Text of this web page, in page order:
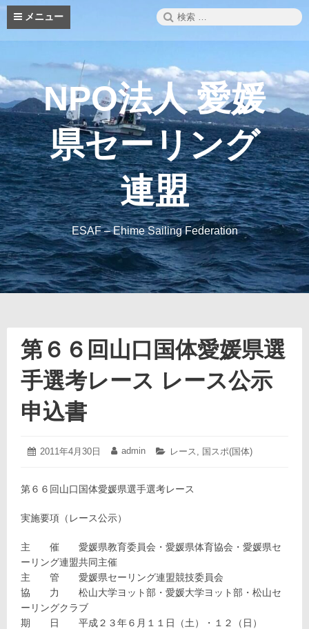
コ
へ
ス
キ
ッ
プ
メニュー
検
索:
NPO法人 愛媛
県セーリング
連盟
ESAF – Ehime Sailing Federation
第６６回山口国体愛媛県選
手選考レース レース公示
申込書
投
2011年4月30日
2011
月
30
投
admin
カ
リ
レース , 国スポ(国体)
第６６回山口国体愛媛県選手選考レース
実施要項（レース公示）
主 催 愛媛県教育委員会・愛媛県体育協会・愛媛県セ
ーリング連盟共同主催
主 管 愛媛県セーリング連盟競技委員会
協 力 松山大学ヨット部・愛媛大学ヨット部・松山セ
ーリングクラブ
期 日 平成２３年６月１１日（土）・１２（日）